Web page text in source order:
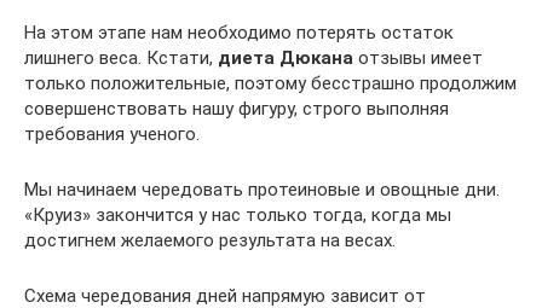
На этом этапе нам необходимо потерять остаток
лишнего веса. Кстати, диета Дюкана отзывы имеет
только положительные, поэтому бесстрашно продолжим
совершенствовать нашу фигуру, строго выполняя
требования ученого.
Мы начинаем чередовать протеиновые и овощные дни.
«Круиз» закончится у нас только тогда, когда мы
достигнем желаемого результата на весах.
Схема чередования дней напрямую зависит от